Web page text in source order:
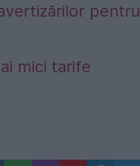
pentru
mici tarife